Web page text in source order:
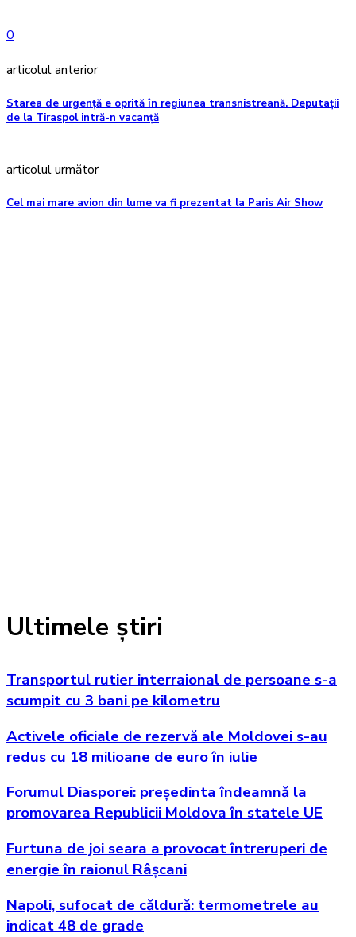
0
articolul anterior
Starea de urgență e oprită în regiunea transnistreană. Deputații
de la Tiraspol intră-n vacanță
articolul următor
Cel mai mare avion din lume va fi prezentat la Paris Air Show
Ultimele știri
Transportul rutier interraional de persoane s-a
scumpit cu 3 bani pe kilometru
Activele oficiale de rezervă ale Moldovei s-au
redus cu 18 milioane de euro în iulie
Forumul Diasporei: președinta îndeamnă la
promovarea Republicii Moldova în statele UE
Furtuna de joi seara a provocat întreruperi de
energie în raionul Râșcani
Napoli, sufocat de căldură: termometrele au
indicat 48 de grade